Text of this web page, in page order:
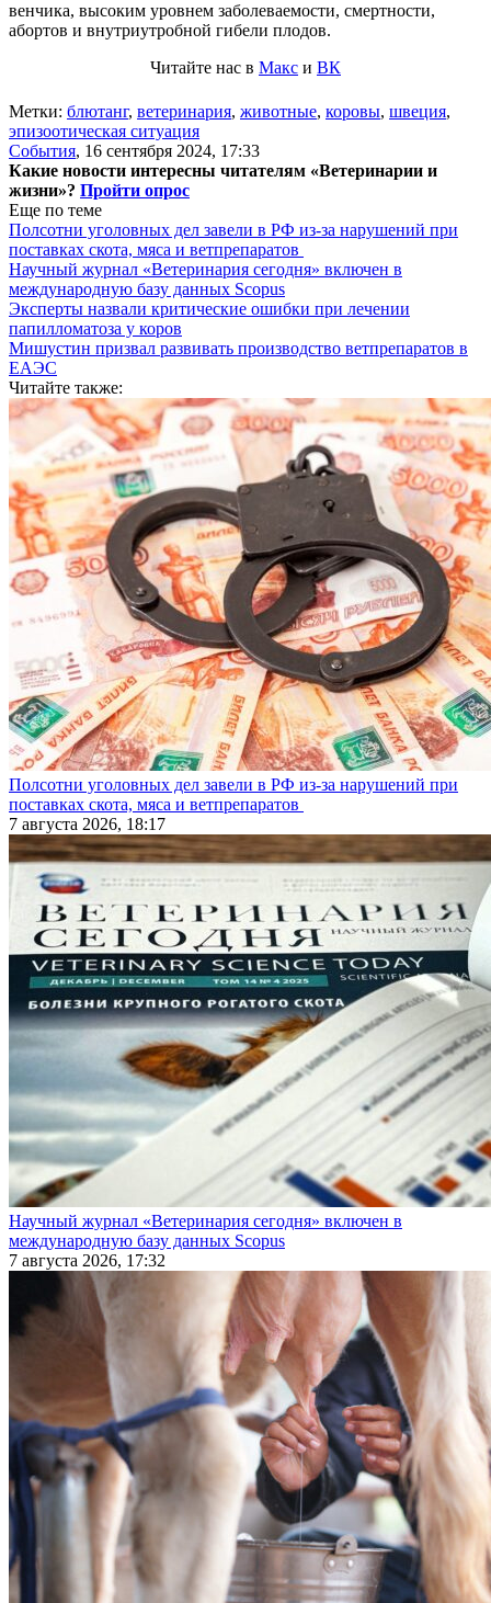
венчика, высоким уровнем заболеваемости, смертности,
абортов и внутриутробной гибели плодов.
Читайте нас в Макс и ВК
Метки: блютанг, ветеринария, животные, коровы, швеция,
эпизоотическая ситуация
События, 16 сентября 2024, 17:33
Какие новости интересны читателям «Ветеринарии и
жизни»? Пройти опрос
Еще по теме
Полсотни уголовных дел завели в РФ из-за нарушений при
поставках скота, мяса и ветпрепаратов
Научный журнал «Ветеринария сегодня» включен в
международную базу данных Scopus
Эксперты назвали критические ошибки при лечении
папилломатоза у коров
Мишустин призвал развивать производство ветпрепаратов в
ЕАЭС
Читайте также:
Полсотни уголовных дел завели в РФ из-за нарушений при
поставках скота, мяса и ветпрепаратов
7 августа 2026, 18:17
Научный журнал «Ветеринария сегодня» включен в
международную базу данных Scopus
7 августа 2026, 17:32